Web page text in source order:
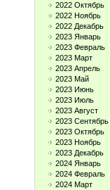
2022 Октябрь
2022 Ноябрь
2022 Декабрь
2023 Январь
2023 Февраль
2023 Март
2023 Апрель
2023 Май
2023 Июнь
2023 Июль
2023 Август
2023 Сентябрь
2023 Октябрь
2023 Ноябрь
2023 Декабрь
2024 Январь
2024 Февраль
2024 Март